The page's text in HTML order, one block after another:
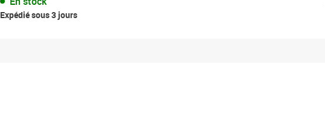
Expédié sous 3 jours